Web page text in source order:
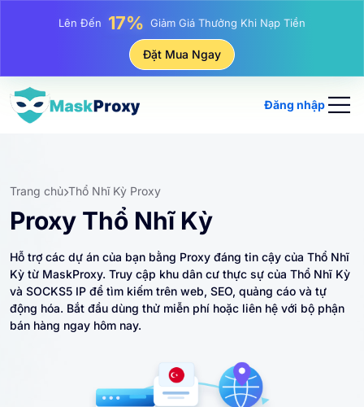
Lên Đến 25% Giảm Giá Khi Mua Hàng IP Tĩnh
Giảm Giá Khi Mua Hàng IP Luân Phiên
Đặt Mua Ngay
Đăng nhập
Trang chủ Thổ Nhĩ Kỳ Proxy
Proxy Thổ Nhĩ Kỳ
Hỗ trợ các dự án của bạn bằng Proxy đáng tin cậy của Thổ Nhĩ
Kỳ từ MaskProxy. Truy cập khu dân cư thực sự của Thổ Nhĩ Kỳ
và SOCKS5 IP để tìm kiếm trên web, SEO, quảng cáo và tự
động hóa. Bắt đầu dùng thử miễn phí hoặc liên hệ với bộ phận
bán hàng ngay hôm nay.